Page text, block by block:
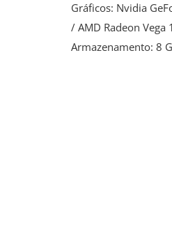
Gráficos: Nvidia
/ AMD Radeon Vega
Armazenamento: 8